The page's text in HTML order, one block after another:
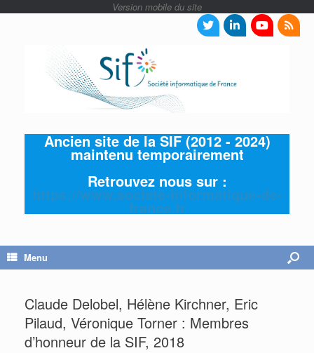
Ancien site de la SIF (2012 - 2024)
maintenu temporairement
Retrouvez nous sur :
https://www.societe-informatique-de-
france.fr
Menu
Claude Delobel, Hélène Kirchner, Eric
Pilaud, Véronique Torner : Membres
d’honneur de la SIF, 2018